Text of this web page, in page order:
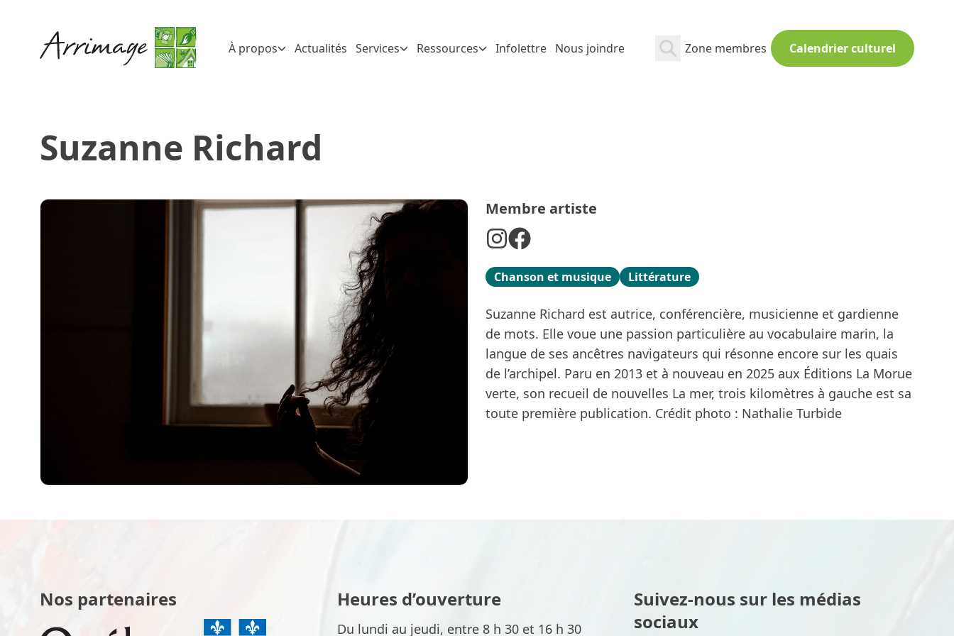
À propos Actualités Services Ressources Infolettre Nous joindre Zone membres Calendrier culturel
Suzanne Richard
Membre artiste
Chanson et musique Littérature
Suzanne Richard est autrice, conférencière, musicienne et gardienne
de mots. Elle voue une passion particulière au vocabulaire marin, la
langue de ses ancêtres navigateurs qui résonne encore sur les quais
de l’archipel. Paru en 2013 et à nouveau en 2025 aux Éditions La Morue
verte, son recueil de nouvelles La mer, trois kilomètres à gauche est sa
toute première publication. Crédit photo : Nathalie Turbide
Nos partenaires Heures d’ouverture
Du lundi au jeudi, entre 8 h 30 et 16 h 30
Suivez-nous sur les médias
sociaux